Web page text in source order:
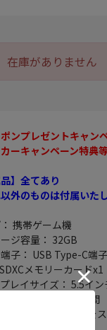
在庫がありません
ンプレゼントキャン
ーキャンペーン特典
品】全てあり
外のものは付属いた
携帯ゲーム機
ジ容量： 32GB
子： USB Type-C端
メモリーカードx1
レイサイズ： 5.5イン
間(目安)： 約3～7時間
： 約3時間※本体を